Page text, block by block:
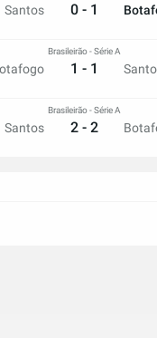
Santos 0 - 1
Brasileirão - Série A
1 - 1
Santos
Brasileirão - Série A
2 - 2